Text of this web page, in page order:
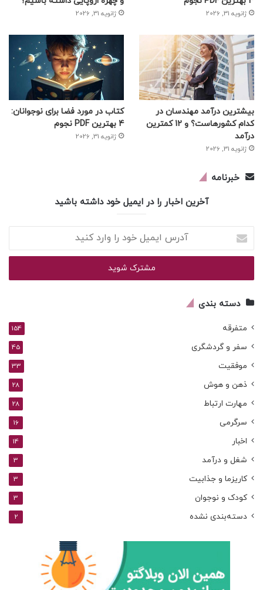
ژانویه 31, 2026 ژانویه 31, 2026
بیشترین درآمد مهندسان در
کدام کشورهاست؟ و 12 کمترین
درآمد
ژانویه 31, 2026
کتاب در مورد فضا برای نوجوانان:
4 بهترین PDF نجوم
ژانویه 31, 2026
خبرنامه
آخرین اخبار را در ایمیل خود داشته باشید
ایمیل
خود
وارد
دسته بندی
متفرقه 154
سفر و گردشگری 45
موفقیت 33
ذهن و هوش 28
مهارت ارتباط 28
سرگرمی 16
اخبار 14
شغل و درآمد 3
کاریزما و جذابیت 3
کودک و نوجوان 3
دسته‌بندی نشده 2